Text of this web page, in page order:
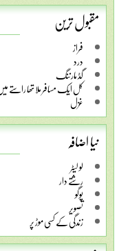
مقبول ترین
فراز
درد
گڈ مارننگ
کل ایک مسافر ملا تھا راستے
غزل
نیا اضافہ
لو لیٹر
رشتے دار
پوگو
تصویر
زندگی کے کسی موڑ پر